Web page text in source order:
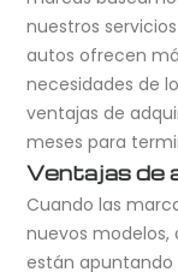
nuestros
autos ofrecen
necesidades de
ventajas de
meses para
Ventajas de
Cuando las
nuevos modelos,
están apuntando